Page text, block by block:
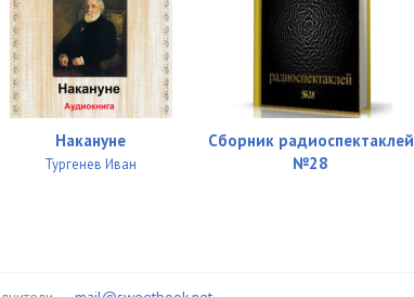
Накануне
Тургенев Иван
Сборник радиоспектаклей
№28